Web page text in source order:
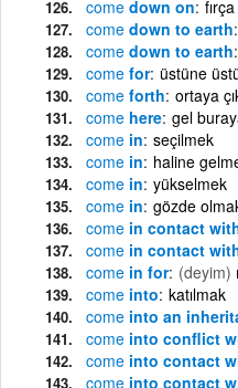
come down on
come down to earth
come down to earth
come for üstüne
come forth ortaya
come here gel
come in seçilmek
come in haline
come in yükselmek
come in gözde
come in contact
come in contact
come in for (deyim)
come into katılmak
come into an
come into conflict
come into contact
come into contact